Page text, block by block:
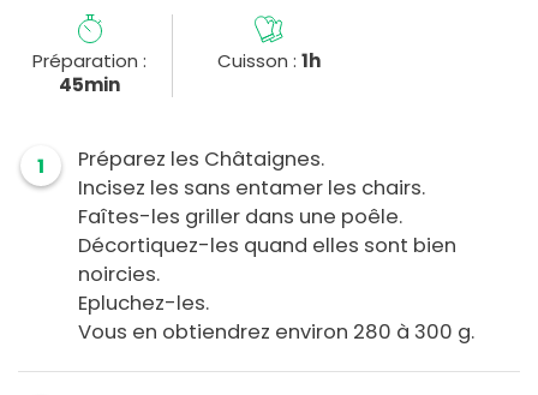
Préparation :
45min
Cuisson : 1h
1
Préparez les Châtaignes.
Incisez les sans entamer les chairs.
Faîtes-les griller dans une poêle.
Décortiquez-les quand elles sont bien
noircies.
Epluchez-les.
Vous en obtiendrez environ 280 à 300 g.